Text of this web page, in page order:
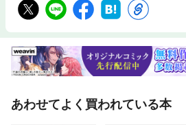
あわせてよく買われている本